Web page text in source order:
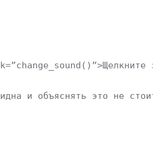
и объяснять это не